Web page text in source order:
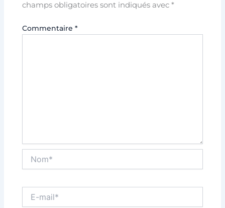
champs obligatoires sont indiqués avec*
Commentaire*
mail*